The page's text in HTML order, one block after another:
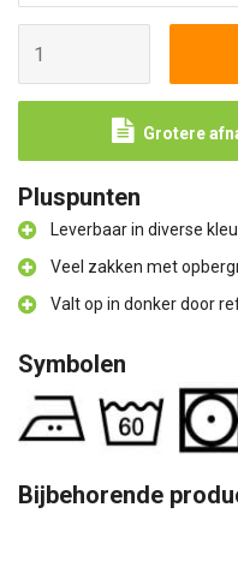
Grotere
Pluspunten
Leverbaar in diverse
Veel zakken met
Valt op in donker door
Symbolen
Bijbehorende